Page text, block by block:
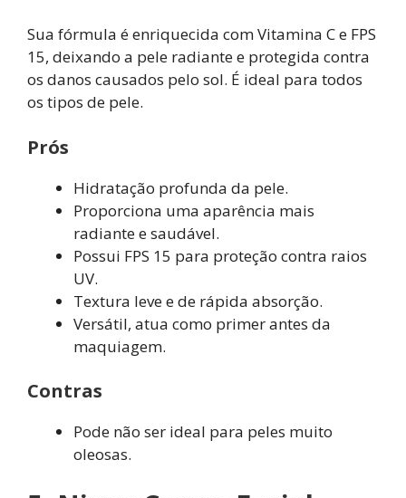
Sua fórmula é enriquecida com Vitamina C e FPS
15, deixando a pele radiante e protegida contra
os danos causados pelo sol. É ideal para todos
os tipos de pele.
Prós
Hidratação profunda da pele.
Proporciona uma aparência mais
radiante e saudável.
Possui FPS 15 para proteção contra raios
UV.
Textura leve e de rápida absorção.
Versátil, atua como primer antes da
maquiagem.
Contras
Pode não ser ideal para peles muito
oleosas.